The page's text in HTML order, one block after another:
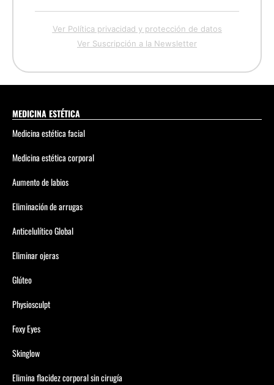
Ver Política privacidad y protección de datos
Ver Suscripción a la Newsletter
MEDICINA ESTÉTICA
Medicina estética facial
Medicina estética corporal
Aumento de labios
Eliminación de arrugas
Anticelulítico Global
Eliminar ojeras
Glúteo
Physiosculpt
Foxy Eyes
Skinglow
Elimina flacidez corporal sin cirugía